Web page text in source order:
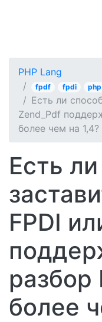
PHP Lang
fpdf fpdi php
Есть ли
Zend_Pdf
более чем на 1,4?
Есть
FPDI
разбор
более